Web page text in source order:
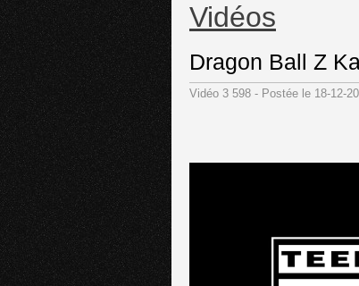
Vidéos
Dragon Ball Z
Vidéo 3 598 - Postée le 18-12-